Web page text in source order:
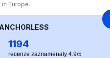
Europe.
1194
recenze zaznamenaly 4.9/5